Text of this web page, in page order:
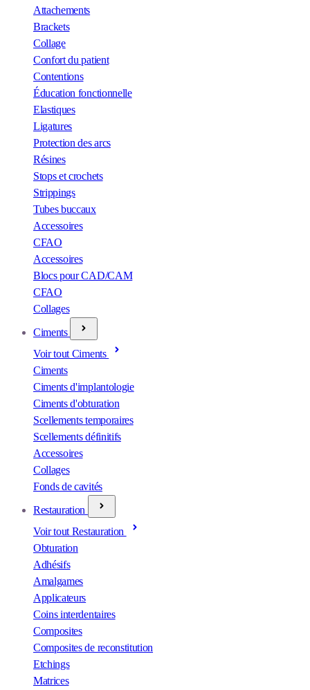
Attachements
Brackets
Collage
Confort du patient
Contentions
Éducation fonctionnelle
Elastiques
Ligatures
Protection des arcs
Résines
Stops et crochets
Strippings
Tubes buccaux
Accessoires
CFAO
Accessoires
Blocs pour CAD/CAM
CFAO
Collages
Ciments
Voir tout Ciments
Ciments
Ciments d'implantologie
Ciments d'obturation
Scellements temporaires
Scellements définitifs
Accessoires
Collages
Fonds de cavités
Restauration
Voir tout Restauration
Obturation
Adhésifs
Amalgames
Applicateurs
Coins interdentaires
Composites
Composites de reconstitution
Etchings
Matrices